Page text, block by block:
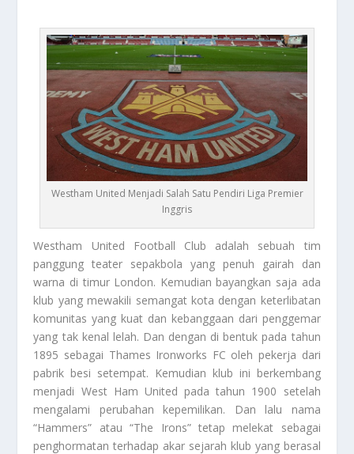
Westham United Menjadi Salah Satu Pendiri Liga Premier
Inggris
Westham United
Football Club adalah sebuah tim
panggung teater sepakbola yang penuh gairah dan
warna di timur London. Kemudian bayangkan saja ada
klub yang mewakili semangat kota dengan keterlibatan
komunitas yang kuat dan kebanggaan dari penggemar
yang tak kenal lelah. Dan dengan di bentuk pada tahun
1895 sebagai Thames Ironworks FC oleh pekerja dari
pabrik besi setempat. Kemudian klub ini berkembang
menjadi West Ham United pada tahun 1900 setelah
mengalami perubahan kepemilikan. Dan lalu nama
“Hammers” atau “The Irons” tetap melekat sebagai
penghormatan terhadap akar sejarah klub yang berasal